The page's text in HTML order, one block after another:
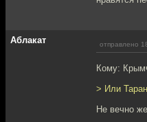
Аблакат отправлено
Кому:
> Или
Не вечно